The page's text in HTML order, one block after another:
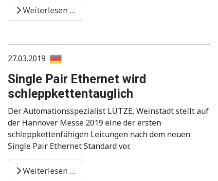
Weiterlesen …
27.03.2019
Single Pair Ethernet wird
schleppkettentauglich
Der Automationsspezialist LÜTZE, Weinstadt stellt auf
der Hannover Messe 2019 eine der ersten
schleppkettenfähigen Leitungen nach dem neuen
Single Pair Ethernet Standard vor.
Weiterlesen …